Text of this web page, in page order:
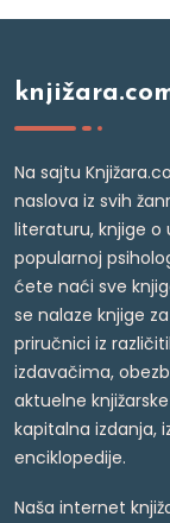
Na sajtu
naslova iz svih
literaturu, knjige o
popularnoj
ćete naći sve
se nalaze knjige
priručnici iz
izdavačima,
aktuelne
kapitalna izdanja,
enciklopedije.
Naša internet